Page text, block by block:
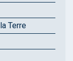
Terre